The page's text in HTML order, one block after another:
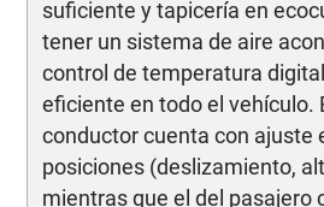
suficiente y tapicería en
tener un sistema de aire
control de temperatura
eficiente en todo el vehículo.
conductor cuenta con ajuste
posiciones (deslizamiento,
mientras que el del pasajero